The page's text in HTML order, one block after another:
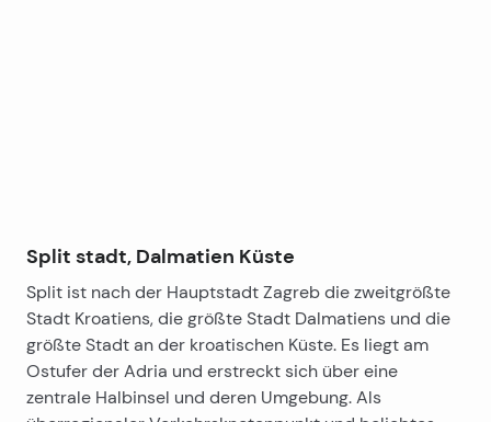
Split stadt, Dalmatien Küste
Split ist nach der Hauptstadt Zagreb die zweitgrößte
Stadt Kroatiens, die größte Stadt Dalmatiens und die
größte Stadt an der kroatischen Küste. Es liegt am
Ostufer der Adria und erstreckt sich über eine
zentrale Halbinsel und deren Umgebung. Als